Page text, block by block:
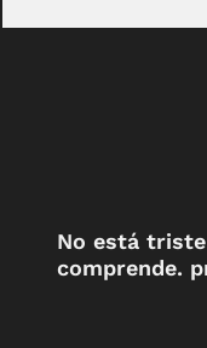
No está
comprende.